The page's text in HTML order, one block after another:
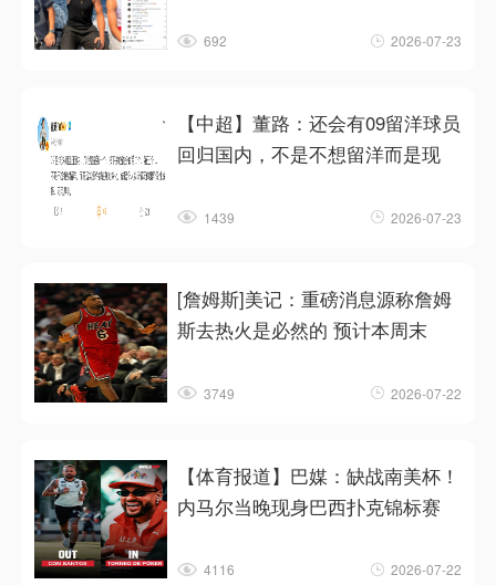
692 2026-07-23
【中超】董路：还会有09留洋球员
回归国内，不是不想留洋而是现
1439 2026-07-23
[詹姆斯]美记：重磅消息源称詹姆
斯去热火是必然的 预计本周末
3749 2026-07-22
【体育报道】巴媒：缺战南美杯！
内马尔当晚现身巴西扑克锦标赛
4116 2026-07-22